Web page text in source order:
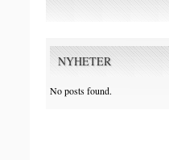
NYHETER
No posts found.